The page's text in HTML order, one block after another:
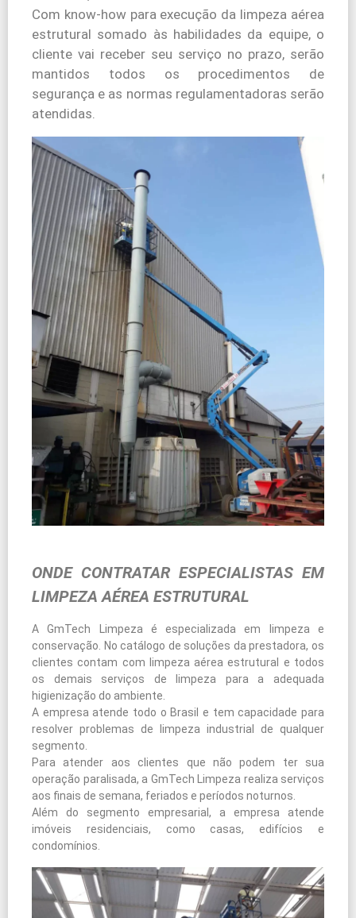
Com know-how para execução da limpeza aérea
estrutural somado às habilidades da equipe, o
cliente vai receber seu serviço no prazo, serão
mantidos todos os procedimentos de
segurança e as normas regulamentadoras serão
atendidas.
ONDE CONTRATAR ESPECIALISTAS EM
LIMPEZA AÉREA ESTRUTURAL
A GmTech Limpeza é especializada em limpeza e
conservação. No catálogo de soluções da prestadora, os
clientes contam com limpeza aérea estrutural e todos
os demais serviços de limpeza para a adequada
higienização do ambiente.
A empresa atende todo o Brasil e tem capacidade para
resolver problemas de limpeza industrial de qualquer
segmento.
Para atender aos clientes que não podem ter sua
operação paralisada, a GmTech Limpeza realiza serviços
aos finais de semana, feriados e períodos noturnos.
Além do segmento empresarial, a empresa atende
imóveis residenciais, como casas, edifícios e
condomínios.